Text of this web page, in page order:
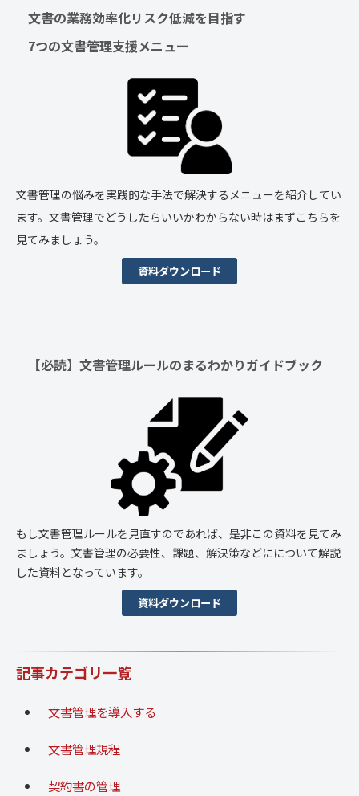
文書の業務効率化リスク低減を目指す
7つの文書管理支援メニュー
文書管理の悩みを実践的な手法で解決するメニューを紹介してい
ます。文書管理でどうしたらいいかわからない時はまずこちらを
見てみましょう。
資料ダウンロード
【必読】文書管理ルールのまるわかりガイドブック
もし文書管理ルールを見直すのであれば、是非この資料を見てみ
ましょう。文書管理の必要性、課題、解決策などにについて解説
した資料となっています。
資料ダウンロード
記事カテゴリ一覧
文書管理を導入する
文書管理規程
契約書の管理